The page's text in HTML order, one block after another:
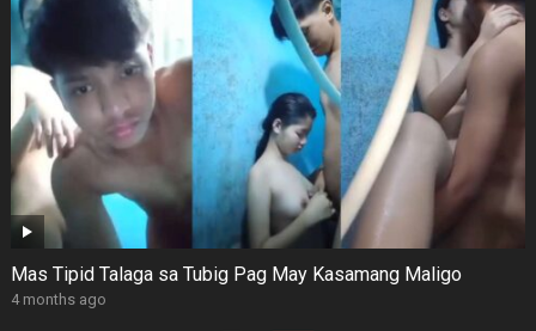
Mas Tipid Talaga sa Tubig Pag May Kasamang Maligo
4 months ago